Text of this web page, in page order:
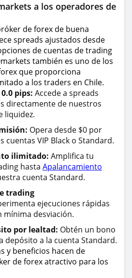
a los operadores de
de forex de buena
spreads ajustados desde
de cuentas de trading
también es uno de los
que proporciona
a los traders en Chile.
pips: Accede a spreads
directamente de nuestros
liquidez.
Opera desde $0 por
cuentas VIP Black o Standard.
ilimitado: Amplifica tu
hasta Apalancamiento
cuenta Standard.
trading
ejecuciones rápidas
mínima desviación.
por lealtad: Obtén un bono
depósito a la cuenta Standard.
y beneficios hacen de
de forex atractivo para los